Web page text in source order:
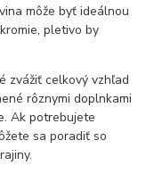
môže byť ideálnou
pletivo by
zvážiť celkový vzhľad
rôznymi doplnkami
Ak potrebujete
sa poradiť so